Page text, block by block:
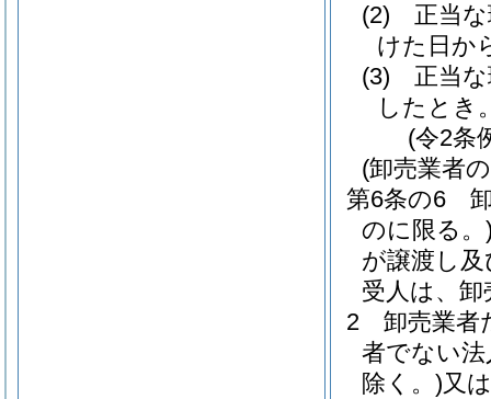
(2)
正当
けた日か
(3)
正当
したとき
(令2条
(卸売業者
第6条の6
のに限る。
が譲渡し
受人は、
2
卸売業者
者でない
除く。)又